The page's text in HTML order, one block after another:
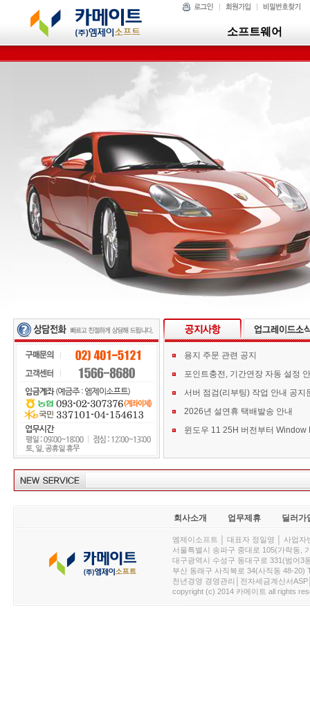
소프트웨어
용지 주문 관련 공지
포인트충전, 기간연장 자동 설정
서버 점검(리부팅) 작업 안내 공지
2026년 설연휴 택배발송 안내
회사소개 업무제휴 딜러가
엠제이소프트 │ 대표자 정일영 │ 사업
서울특별시 송파구 중대로 105(가락동,
대구광역시 수성구 동대구로 331(범어3
부산 동래구 사직북로 34(사직동 48-20)
천년경영 경영관리│전자세금계산서
copyright (c) 2014 카메이트 all rights